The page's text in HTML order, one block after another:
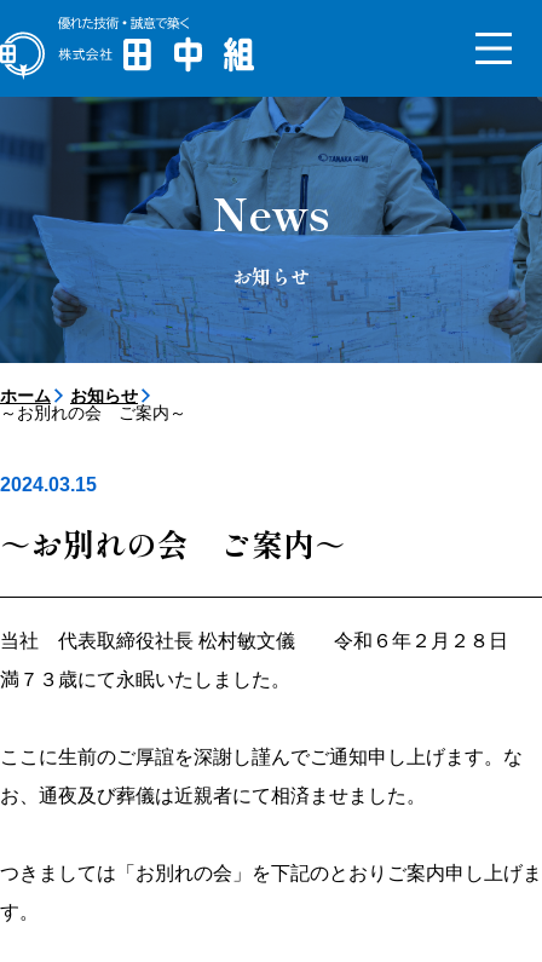
トップメッセージ
会社概要
沿革
組織図
新社屋
サステナビリティ
SDGs
ISO
コンプライアンス
事業継続計画
健康経営の取り組み
採用サイト
News
お知らせ
ホーム
お知らせ
～お別れの会 ご案内～
2024.03.15
～お別れの会 ご案内～
当社 代表取締役社長 松村敏文儀 令和６年２月２８日
満７３歳にて永眠いたしました。
ここに生前のご厚誼を深謝し謹んでご通知申し上げます。な
お、通夜及び葬儀は近親者にて相済ませました。
つきましては「お別れの会」を下記のとおりご案内申し上げま
す。